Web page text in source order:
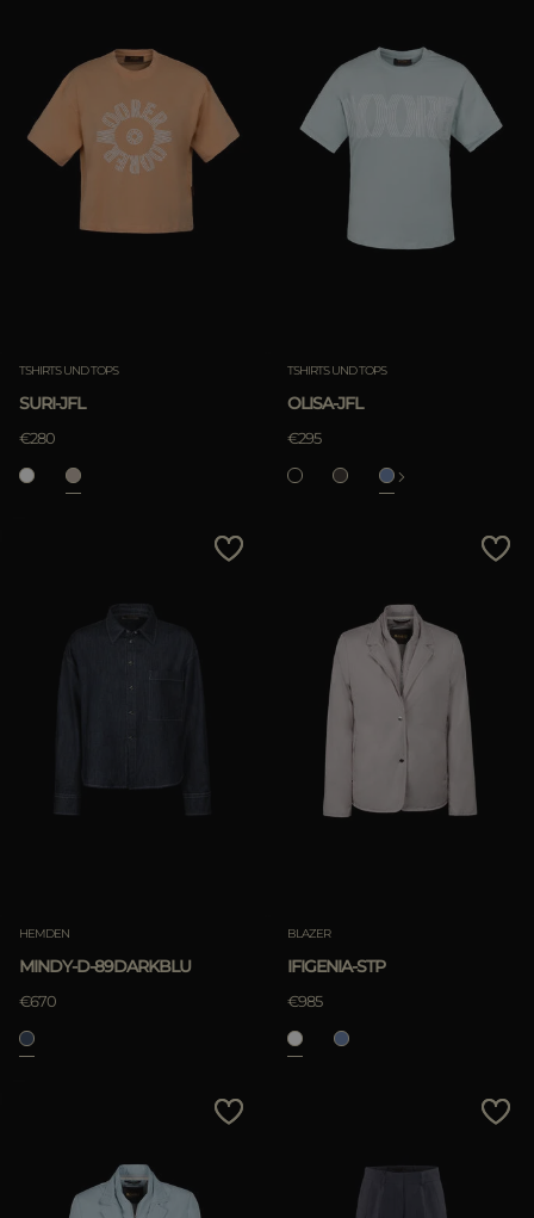
TSHIRTS UND TOPS
SURI-JFL
€280
TSHIRTS UND TOPS
OLISA-JFL
€295
HEMDEN
MINDY-D-89DARKBLU
€670
BLAZER
IFIGENIA-STP
€985